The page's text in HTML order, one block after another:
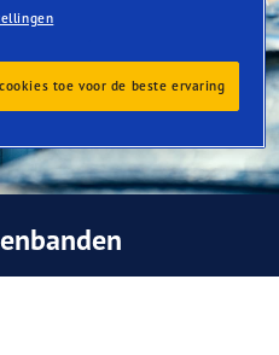
toe voor de beste ervaring